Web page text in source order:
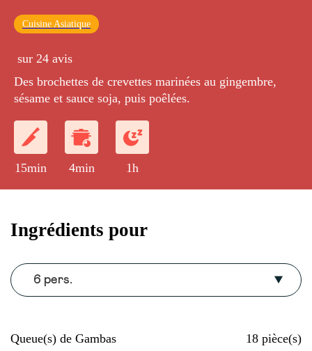
Cuisine Asiatique
sur 24 avis
Des brochettes de crevettes marinées au gingembre,
sésame et sauce soja, puis poêlées.
15min 4min 1h
Ingrédients pour
6 pers.
Queue(s) de Gambas 18 pièce(s)